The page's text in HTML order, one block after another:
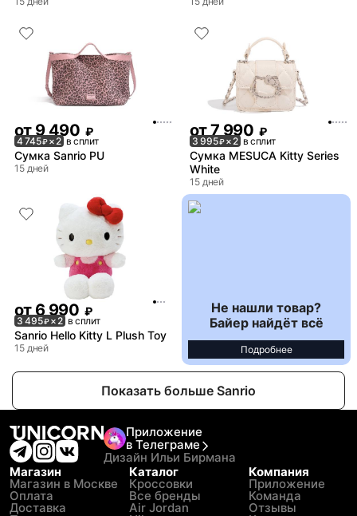
от 9 490 ₽
4 745₽× 2 в сплит
Сумка Sanrio PU
15 дней
от7 990 ₽
3 995₽× 2 в сплит
Сумка MESUCA Kitty Series
White
15 дней
от6 990 ₽
3 495₽× 2 в сплит
Sanrio Hello Kitty L Plush Toy
15 дней
Не нашли товар?
Байер найдёт всё
Подробнее
Показать больше Sanrio
Приложение
в Телеграме
Дизайн Ильи Бирмана
Магазин
Магазин в Москве
Оплата
Доставка
Каталог
Кроссовки
Все бренды
Air Jordan
Компания
Приложение
Команда
Отзывы